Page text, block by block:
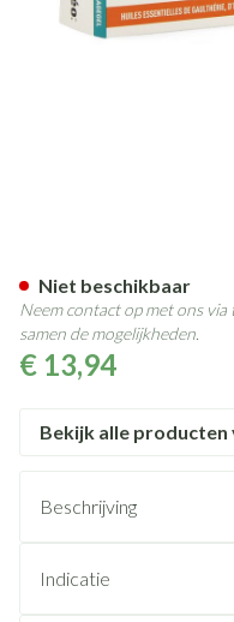
€ 13,94
Niet beschikbaar
Neem contact op met ons
samen de mogelijkheden.
Bekijk alle producten
Beschrijving
Indicatie